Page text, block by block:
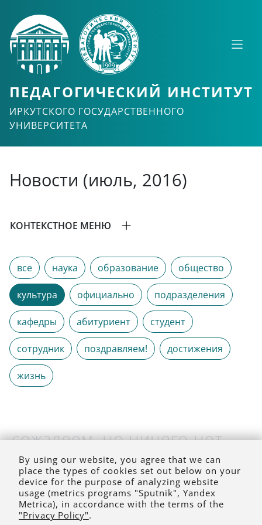
ПЕДАГОГИЧЕСКИЙ ИНСТИТУТ
ИРКУТСКОГО ГОСУДАРСТВЕННОГО
УНИВЕРСИТЕТА
Новости (июль, 2016)
КОНТЕКСТНОЕ МЕНЮ
все наука образование общество
культура официально подразделения
кафедры абитуриент студент
сотрудник поздравляем! достижения
жизнь
сожалеем, но ничего нет
(на выбранное время)
By using our website, you agree that we can
place the types of cookies set out below on your
device for the purpose of analyzing website
usage (metrics programs "Sputnik", Yandex
Metrica), in accordance with the terms of the
"Privacy Policy".